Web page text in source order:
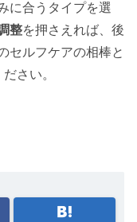
に合うタイプを選
整を押さえれば、後
セルフケアの相棒と
さい。